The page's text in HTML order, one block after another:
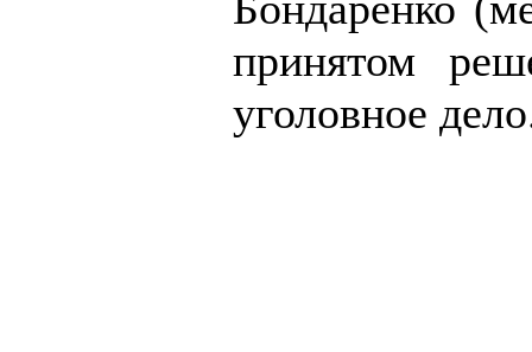
принятом
уголовное